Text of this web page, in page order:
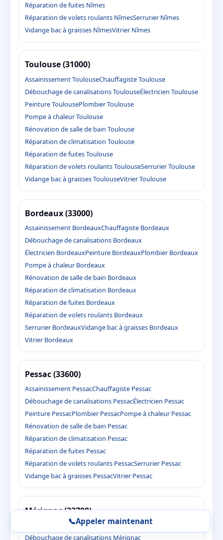
Réparation de fuites Nîmes
Réparation de volets roulants NîmesSerrurier Nîmes
Vidange bac à graisses NîmesVitrier Nîmes
Toulouse (31000)
Assainissement ToulouseChauffagiste Toulouse
Débouchage de canalisations ToulouseÉlectricien Toulouse
Peinture ToulousePlombier Toulouse
Pompe à chaleur Toulouse
Rénovation de salle de bain Toulouse
Réparation de climatisation Toulouse
Réparation de fuites Toulouse
Réparation de volets roulants ToulouseSerrurier Toulouse
Vidange bac à graisses ToulouseVitrier Toulouse
Bordeaux (33000)
Assainissement BordeauxChauffagiste Bordeaux
Débouchage de canalisations Bordeaux
Électricien BordeauxPeinture BordeauxPlombier Bordeaux
Pompe à chaleur Bordeaux
Rénovation de salle de bain Bordeaux
Réparation de climatisation Bordeaux
Réparation de fuites Bordeaux
Réparation de volets roulants Bordeaux
Serrurier BordeauxVidange bac à graisses Bordeaux
Vitrier Bordeaux
Pessac (33600)
Assainissement PessacChauffagiste Pessac
Débouchage de canalisations PessacÉlectricien Pessac
Peinture PessacPlombier PessacPompe à chaleur Pessac
Rénovation de salle de bain Pessac
Réparation de climatisation Pessac
Réparation de fuites Pessac
Réparation de volets roulants PessacSerrurier Pessac
Vidange bac à graisses PessacVitrier Pessac
Mérignac (33700)
Assainissement MérignacChauffagiste Mérignac
Débouchage de canalisations Mérignac
📞Appeler maintenant